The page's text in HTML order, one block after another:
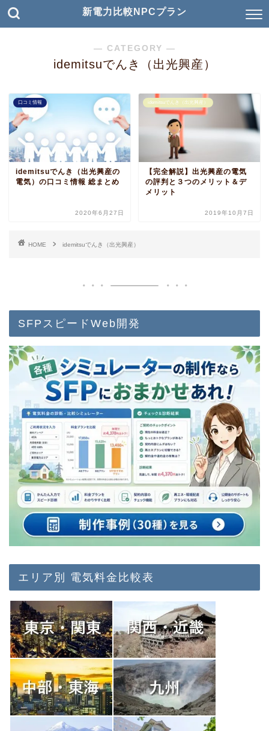
新電力比較NPCプラン
― CATEGORY ―
idemitsuでんき（出光興産）
口コミ情報
idemitsuでんき（出光興産の
電気）の口コミ情報 総まとめ
2020年6月27日
idemitsuでんき（出光興産）
【完全解説】出光興産の電気
の評判と３つのメリット＆デ
メリット
2019年10月7日
HOME idemitsuでんき（出光興産）
SFPスピードWeb開発
エリア別 電気料金比較表